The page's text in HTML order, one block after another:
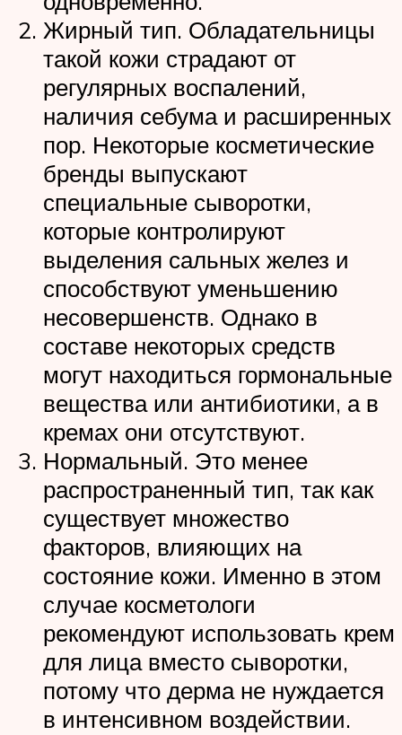
Жирный тип. Обладательницы
такой кожи страдают от
регулярных воспалений,
наличия себума и расширенных
пор. Некоторые косметические
бренды выпускают
специальные сыворотки,
которые контролируют
выделения сальных желез и
способствуют уменьшению
несовершенств. Однако в
составе некоторых средств
могут находиться гормональные
вещества или антибиотики, а в
кремах они отсутствуют.
Нормальный. Это менее
распространенный тип, так как
существует множество
факторов, влияющих на
состояние кожи. Именно в этом
случае косметологи
рекомендуют использовать крем
для лица вместо сыворотки,
потому что дерма не нуждается
в интенсивном воздействии.